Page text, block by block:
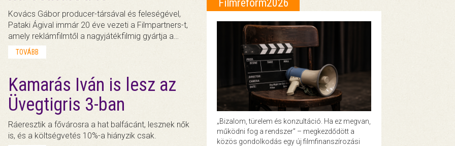
Kovács Gábor producer-társával és feleségével,
Pataki Ágival immár 20 éve vezeti a Filmpartners-t,
amely reklámfilmtől a nagyjátékfilmig gyártja a…
TOVÁBB
Kamarás Iván is lesz az
Üvegtigris 3-ban
Ráeresztik a fővárosra a hat balfácánt, lesznek nők
is, és a költségvetés 10%-a hiányzik csak.
Filmreform2026
„Bizalom, türelem és konzultáció. Ha ez megvan,
működni fog a rendszer” – megkezdődött a
közös gondolkodás egy új filmfinanszírozási